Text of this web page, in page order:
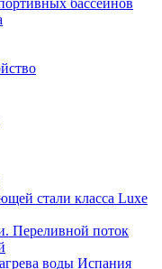
бассейнов
стали класса Luxe
Переливной поток
воды Испания